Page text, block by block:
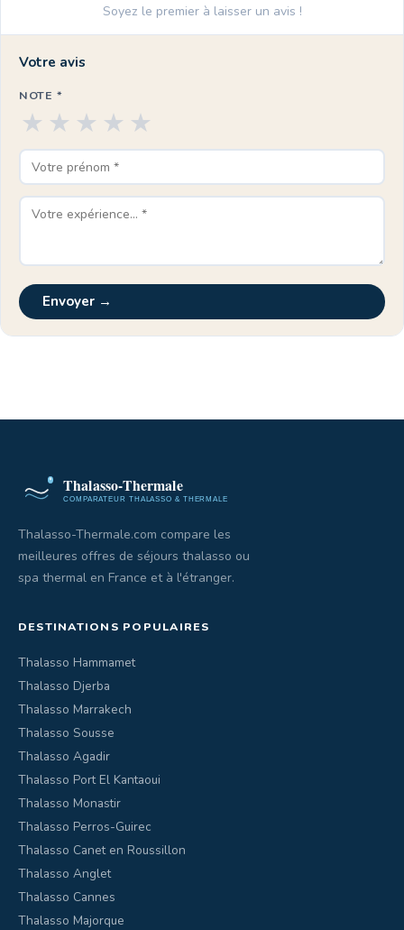
Soyez le premier à laisser un avis !
Votre avis
NOTE *
★
★
★
★
★
Envoyer →
Thalasso-Thermale.com compare les
meilleures offres de séjours thalasso ou
spa thermal en France et à l'étranger.
DESTINATIONS POPULAIRES
Thalasso Hammamet
Thalasso Djerba
Thalasso Marrakech
Thalasso Sousse
Thalasso Agadir
Thalasso Port El Kantaoui
Thalasso Monastir
Thalasso Perros-Guirec
Thalasso Canet en Roussillon
Thalasso Anglet
Thalasso Cannes
Thalasso Majorque